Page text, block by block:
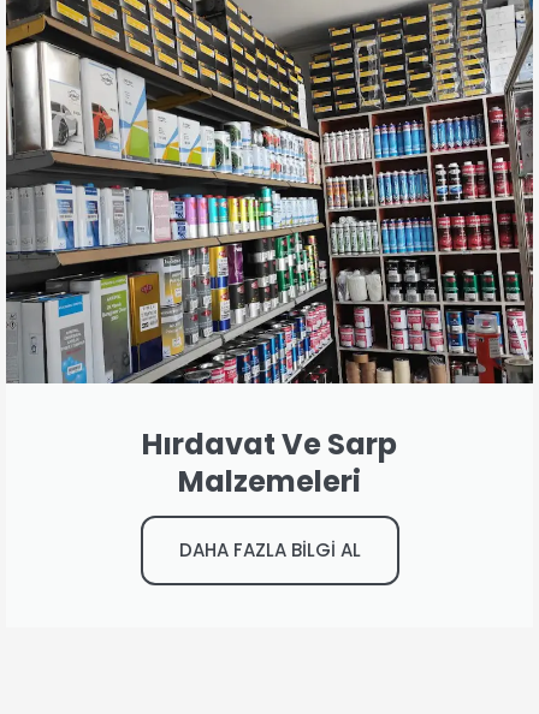
Hırdavat Ve Sarp
Malzemeleri
DAHA FAZLA BİLGİ AL